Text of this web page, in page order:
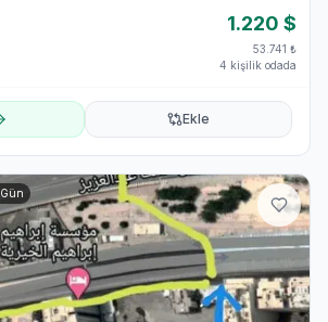
1.220 $
53.741 ₺
4 kişilik odada
Ekle
Gün